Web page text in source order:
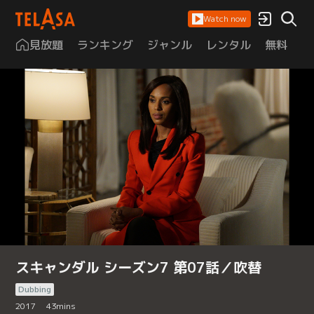
Watch now
見放題 ランキング ジャンル レンタル 無料
スキャンダル シーズン7 第07話／吹替
Dubbing
2017
43mins